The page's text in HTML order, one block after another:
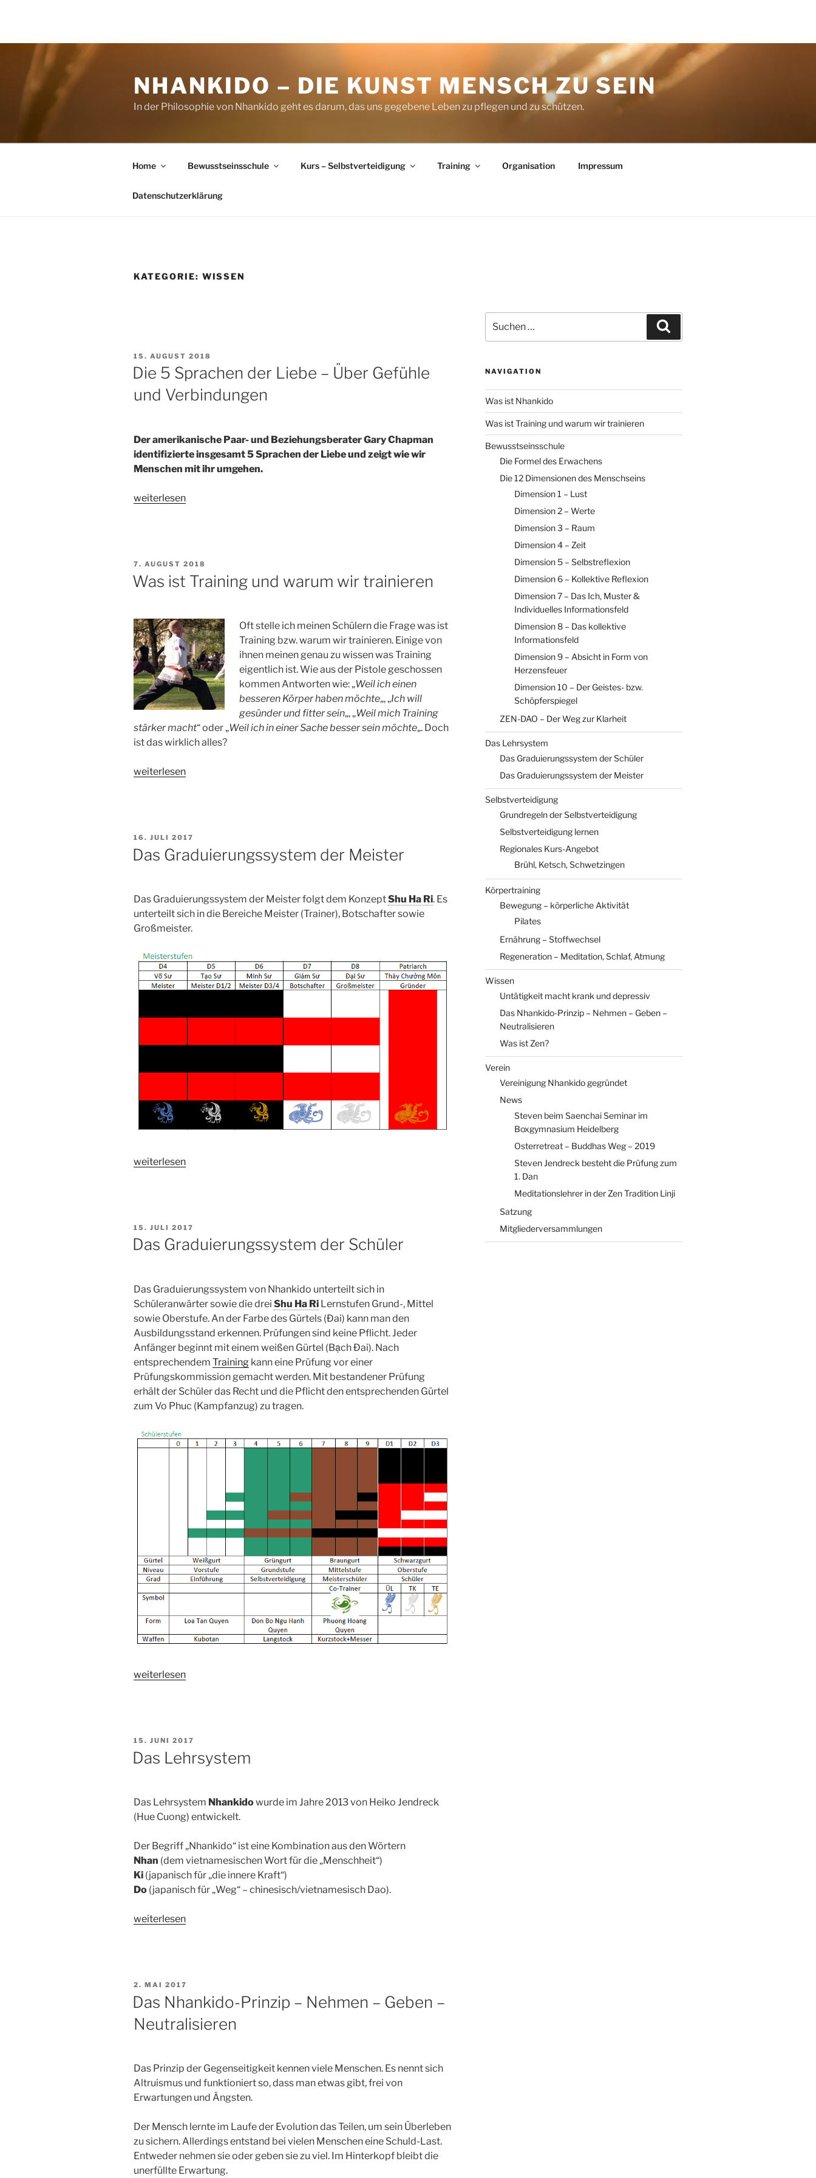
NHANKIDO – DIE KUNST MENSCH ZU SEIN
In der Philosophie von Nhankido geht es darum, das uns gegebene Leben zu pflegen und zu schützen.
Home Bewusstseinsschule Kurs – Selbstverteidigung Training Organisation Impressum
Datenschutzerklärung
KATEGORIE: WISSEN
VERÖFFENTLICHT
AM
15. AUGUST 2018
Die 5 Sprachen der Liebe – Über Gefühle
und Verbindungen
Der amerikanische Paar- und Beziehungsberater Gary Chapman
identifizierte insgesamt 5 Sprachen der Liebe und zeigt wie wir
Menschen mit ihr umgehen.
„Die
–
Über
Verbindungen“
weiterlesen
VERÖFFENTLICHT
7. AUGUST 2018
Was ist Training und warum wir trainieren
Oft stelle ich meinen Schülern die Frage was ist
Training bzw. warum wir trainieren. Einige von
ihnen meinen genau zu wissen was Training
eigentlich ist. Wie aus der Pistole geschossen
kommen Antworten wie: „Weil ich einen
besseren Körper haben möchte„, „Ich will
gesünder und fitter sein„, „Weil mich Training
stärker macht“ oder „Weil ich in einer Sache besser sein möchte„. Doch
ist das wirklich alles?
„Was
wir
trainieren“
weiterlesen
VERÖFFENTLICHT
AM
16. JULI 2017
Das Graduierungssystem der Meister
Das Graduierungssystem der Meister folgt dem KonzeptShu Ha Ri. Es
unterteilt sich in die Bereiche Meister (Trainer), Botschafter sowie
Großmeister.
„Das
weiterlesen
VERÖFFENTLICHT
AM
15. JULI 2017
Das Graduierungssystem der Schüler
Das Graduierungssystem von Nhankido unterteilt sich in
Schüleranwärter sowie die drei Shu Ha Ri Lernstufen Grund-, Mittel
sowie Oberstufe. An der Farbe des Gürtels (Ðai) kann man den
Ausbildungsstand erkennen. Prüfungen sind keine Pflicht. Jeder
Anfänger beginnt mit einem weißen Gürtel (Bạch Ðai). Nach
entsprechendem Training kann eine Prüfung vor einer
Prüfungskommission gemacht werden. Mit bestandener Prüfung
erhält der Schüler das Recht und die Pflicht den entsprechenden Gürtel
zum Vo Phuc (Kampfanzug) zu tragen.
„Das
weiterlesen
VERÖFFENTLICHT
AM
15. JUNI 2017
Das Lehrsystem
Das Lehrsystem Nhankidowurde im Jahre 2013 von Heiko Jendreck
(Hue Cuong) entwickelt.
Der Begriff „Nhankido“ ist eine Kombination aus den Wörtern
Nhan (dem vietnamesischen Wort für die „Menschheit“)
Ki (japanisch für „die innere Kraft“)
Do (japanisch für „Weg“ – chinesisch/vietnamesisch Dao).
„Das
weiterlesen
VERÖFFENTLICHT
AM
2. MAI 2017
Das Nhankido-Prinzip – Nehmen – Geben –
Neutralisieren
Das Prinzip der Gegenseitigkeit kennen viele Menschen. Es nennt sich
Altruismus und funktioniert so, dass man etwas gibt, frei von
Erwartungen und Ängsten.
Der Mensch lernte im Laufe der Evolution das Teilen, um sein Überleben
zu sichern. Allerdings entstand bei vielen Menschen eine Schuld-Last.
Entweder nehmen sie oder geben sie zu viel. Im Hinterkopf bleibt die
unerfüllte Erwartung.
nach:
NAVIGATION
Was ist Nhankido
Was ist Training und warum wir trainieren
Bewusstseinsschule
Die Formel des Erwachens
Die 12 Dimensionen des Menschseins
Dimension 1 – Lust
Dimension 2 – Werte
Dimension 3 – Raum
Dimension 4 – Zeit
Dimension 5 – Selbstreflexion
Dimension 6 – Kollektive Reflexion
Dimension 7 – Das Ich, Muster &
Individuelles Informationsfeld
Dimension 8 – Das kollektive
Informationsfeld
Dimension 9 – Absicht in Form von
Herzensfeuer
Dimension 10 – Der Geistes- bzw.
Schöpferspiegel
ZEN-DAO – Der Weg zur Klarheit
Das Lehrsystem
Das Graduierungssystem der Schüler
Das Graduierungssystem der Meister
Selbstverteidigung
Grundregeln der Selbstverteidigung
Selbstverteidigung lernen
Regionales Kurs-Angebot
Brühl, Ketsch, Schwetzingen
Körpertraining
Bewegung – körperliche Aktivität
Pilates
Ernährung – Stoffwechsel
Regeneration – Meditation, Schlaf, Atmung
Wissen
Untätigkeit macht krank und depressiv
Das Nhankido-Prinzip – Nehmen – Geben –
Neutralisieren
Was ist Zen?
Verein
Vereinigung Nhankido gegründet
News
Steven beim Saenchai Seminar im
Boxgymnasium Heidelberg
Osterretreat – Buddhas Weg – 2019
Steven Jendreck besteht die Prüfung zum
1. Dan
Meditationslehrer in der Zen Tradition Linji
Satzung
Mitgliederversammlungen